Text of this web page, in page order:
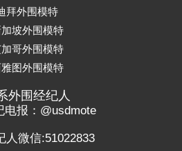
拜外围模特
加坡外围模特
哥外围模特
图外围模特
外围经纪人
电报：@usdmote
人微信:51022833